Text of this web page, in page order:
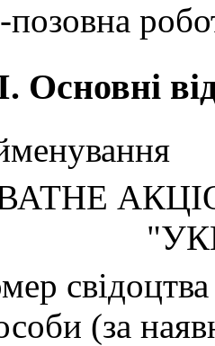
позовна
Основні
(за